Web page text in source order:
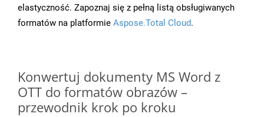
elastyczność. Zapoznaj się z pełną listą obsługiwanych
formatów na platformie Aspose.Total Cloud.
Konwertuj dokumenty MS Word z
OTT do formatów obrazów –
przewodnik krok po kroku